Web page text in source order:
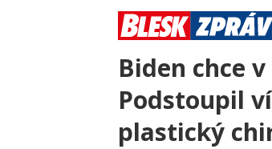
Biden chce
Podstoupil
plastický